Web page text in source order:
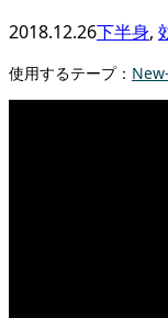
2018.12.26下半身,
使用するテープ：